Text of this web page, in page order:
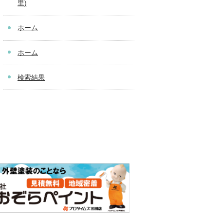
里)
ホーム
ホーム
検索結果